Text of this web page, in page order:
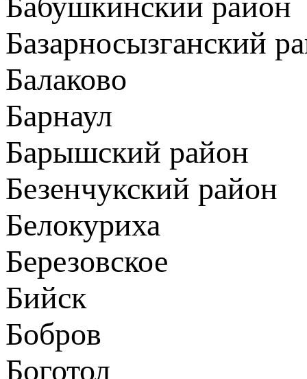
Базарносызганский
Балаково
Барнаул
Барышский район
Безенчукский район
Белокуриха
Березовское
Бийск
Бобров
Боготол